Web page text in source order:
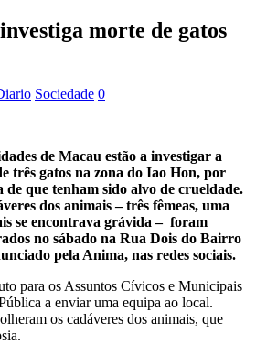
morte de gatos
Sociedade 0
de Macau estão a investigar a
três gatos na zona do Iao Hon, por
de que tenham sido alvo de crueldade.
dos animais – três fêmeas, uma
se encontrava grávida – foram
no sábado na Rua Dois do Bairro
pela Anima, nas redes sociais.
para os Assuntos Cívicos e Municipais
a enviar uma equipa ao local.
os cadáveres dos animais, que